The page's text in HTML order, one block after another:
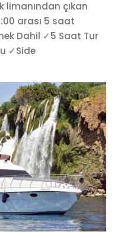
limanından çıkan
arası 5 saat
Dahil ✓5 Saat Tur
✓Side